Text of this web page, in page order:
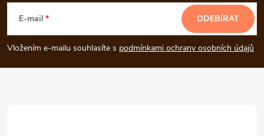
p
a
E-mail
Vložením e-mailu souhlasíte s podmínkami ochrany osobních údajů
ODEBÍRAT